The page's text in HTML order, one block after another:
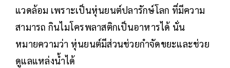
แวดล้อม เพราะเป็นหุ่นยนต์ปลารักษ์โลก ที่มีความ
สามารถ กินไมโครพลาสติกเป็นอาหารได้ นั่น
หมายความว่า หุ่นยนต์มีส่วนช่วยกำจัดขยะและช่วย
ดูแลแหล่งน้ำได้